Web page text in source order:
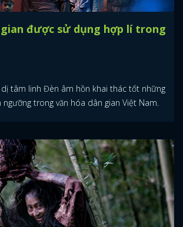
được sử dụng hợp lí trong
dị tâm linh Đèn âm hồn khai thác tốt những
trong văn hóa dân gian Việt Nam.